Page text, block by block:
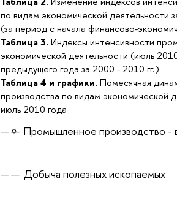
по видам экономической деятельности
(за период с начала финансово-
Таблица 3. Индексы интенсивности
экономической деятельности (июль
предыдущего года за 2000 - 2010 гг.)
Таблица 4 и графики. Помесячная
производства по видам экономической
июль 2010 года
Промышленное производство -
Добыча полезных ископаемых